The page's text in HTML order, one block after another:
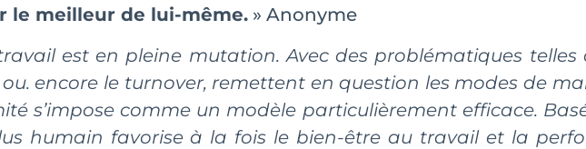
le meilleur de lui-même. » Anonyme
est en pleine mutation. Avec des problématiques
encore le turnover, remettent en question les modes de
s’impose comme un modèle particulièrement efficace.
humain favorise à la fois le bien-être au travail et la